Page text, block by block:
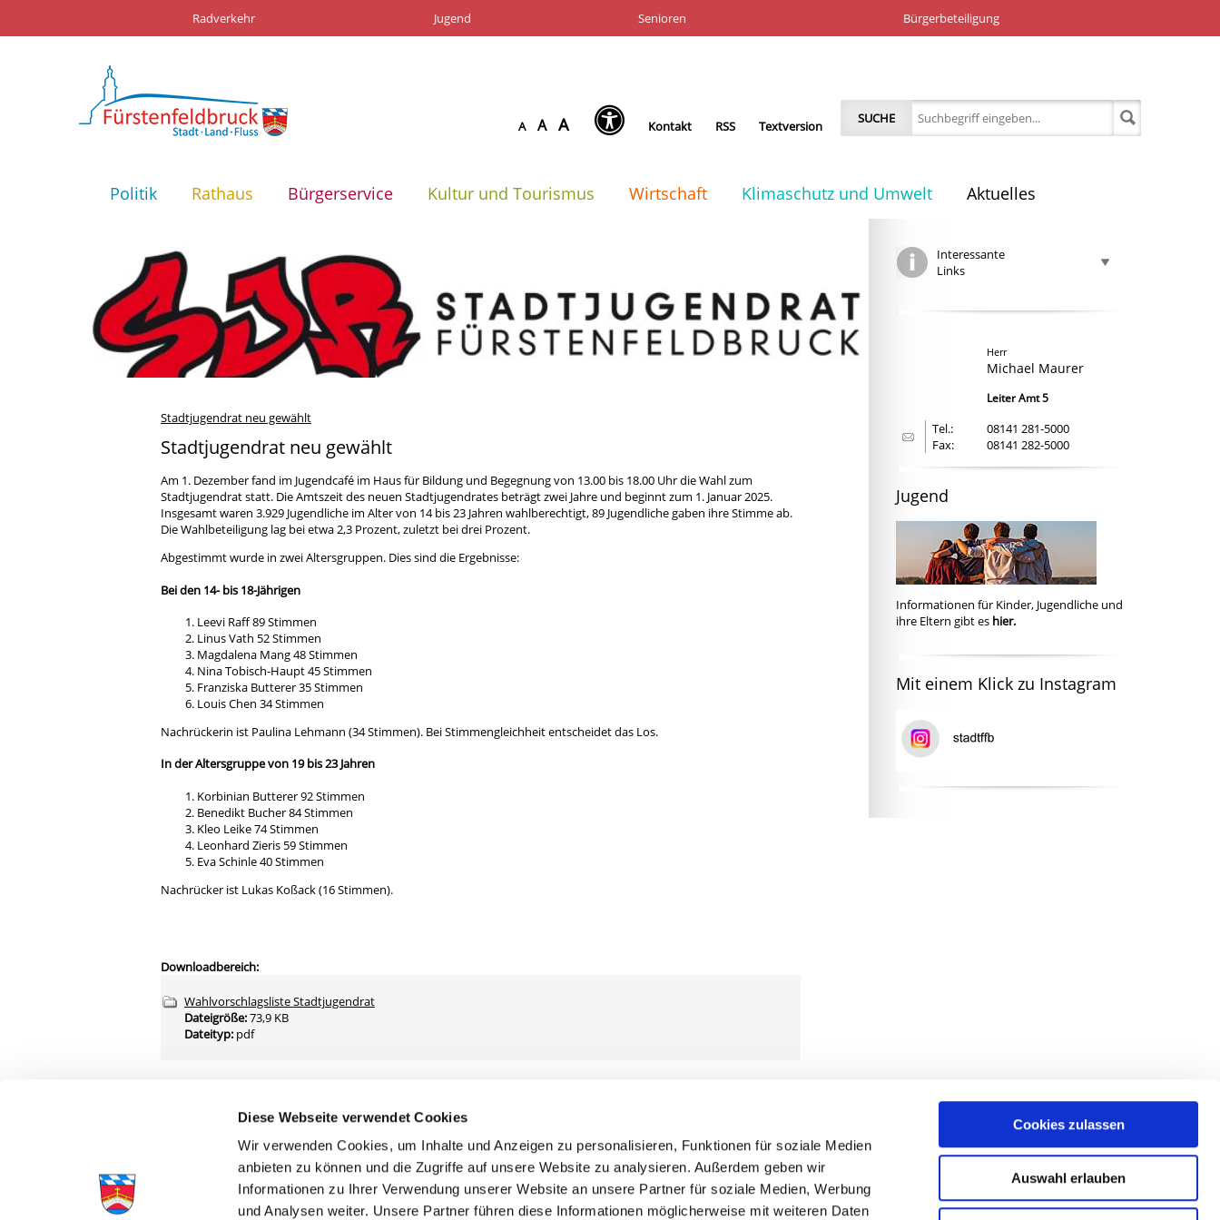
Diese Webseite verwendet Cookies
Wir verwenden Cookies, um Inhalte und Anzeigen zu personalisieren, Funktionen für soziale Medien
anbieten zu können und die Zugriffe auf unsere Website zu analysieren. Außerdem geben wir
Informationen zu Ihrer Verwendung unserer Website an unsere Partner für soziale Medien, Werbung
und Analysen weiter. Unsere Partner führen diese Informationen möglicherweise mit weiteren Daten
Cookies zulassen
Auswahl erlauben
Radverkehr Jugend Senioren Bürgerbeteiligung
A A A Kontakt RSS Textversion SUCHE
Politik Rathaus Bürgerservice Kultur und Tourismus Wirtschaft Klimaschutz und Umwelt Aktuelles
Stadtjugendrat neu gewählt
Stadtjugendrat neu gewählt
Am 1. Dezember fand im Jugendcafé im Haus für Bildung und Begegnung von 13.00 bis 18.00 Uhr die Wahl zum
Stadtjugendrat statt. Die Amtszeit des neuen Stadtjugendrates beträgt zwei Jahre und beginnt zum 1. Januar 2025.
Insgesamt waren 3.929 Jugendliche im Alter von 14 bis 23 Jahren wahlberechtigt, 89 Jugendliche gaben ihre Stimme ab.
Die Wahlbeteiligung lag bei etwa 2,3 Prozent, zuletzt bei drei Prozent.
Abgestimmt wurde in zwei Altersgruppen. Dies sind die Ergebnisse:
Bei den 14- bis 18-Jährigen
Leevi Raff 89 Stimmen
Linus Vath 52 Stimmen
Magdalena Mang 48 Stimmen
Nina Tobisch-Haupt 45 Stimmen
Franziska Butterer 35 Stimmen
Louis Chen 34 Stimmen
Nachrückerin ist Paulina Lehmann (34 Stimmen). Bei Stimmengleichheit entscheidet das Los.
In der Altersgruppe von 19 bis 23 Jahren
Korbinian Butterer 92 Stimmen
Benedikt Bucher 84 Stimmen
Kleo Leike 74 Stimmen
Leonhard Zieris 59 Stimmen
Eva Schinle 40 Stimmen
Nachrücker ist Lukas Koßack (16 Stimmen).
Downloadbereich:
Wahlvorschlagsliste Stadtjugendrat
Dateigröße:73,9 KB
Dateityp: pdf
zurück zur Übersicht
Interessante
Links
Herr
Michael Maurer
Leiter Amt 5
Tel.:
08141 281-5000
Fax:
08141 282-5000
Jugend
Informationen für Kinder, Jugendliche und
ihre Eltern gibt es hier.
Mit einem Klick zu Instagram